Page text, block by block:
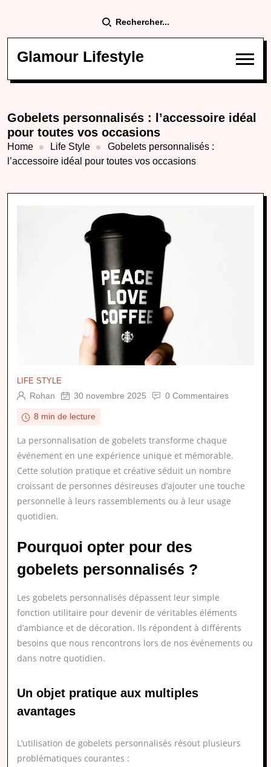
Rechercher...
Glamour Lifestyle
Gobelets personnalisés : l’accessoire idéal
pour toutes vos occasions
Home Life Style
Gobelets personnalisés :
l’accessoire idéal pour toutes vos occasions
LIFE STYLE
Rohan 30 novembre 2025 0 Commentaires
8 min de lecture
La personnalisation de gobelets transforme chaque
événement en une expérience unique et mémorable.
Cette solution pratique et créative séduit un nombre
croissant de personnes désireuses d’ajouter une touche
personnelle à leurs rassemblements ou à leur usage
quotidien.
Pourquoi opter pour des
gobelets personnalisés ?
Les gobelets personnalisés dépassent leur simple
fonction utilitaire pour devenir de véritables éléments
d’ambiance et de décoration. Ils répondent à différents
besoins que nous rencontrons lors de nos événements ou
dans notre quotidien.
Un objet pratique aux multiples
avantages
L’utilisation de gobelets personnalisés résout plusieurs
problématiques courantes :